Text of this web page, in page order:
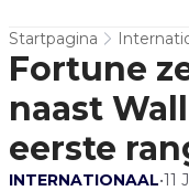
Startpagina
Fortune
naast
eerste
INTERNATIONAAL•11